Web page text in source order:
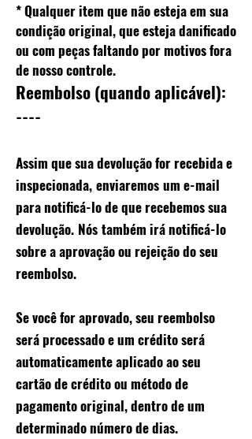
* Qualquer item que não esteja em sua
condição original, que esteja danificado
ou com peças faltando por motivos fora
de nosso controle.
Reembolso(quando aplicável):
----
Assim que sua devolução for recebida e
inspecionada, enviaremos um e-mail
para notificá-lo de que recebemos sua
devolução. Nós também irá notificá-lo
sobre a aprovação ou rejeição do seu
reembolso.
Se você for aprovado, seu reembolso
será processado e um crédito será
automaticamente aplicado ao seu
cartão de crédito ou método de
pagamento original, dentro de um
determinado número de dias.